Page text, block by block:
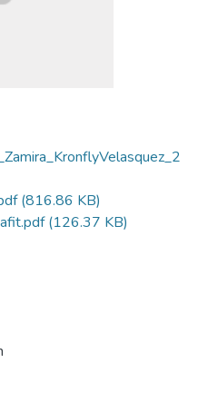
(816.86 KB)
(126.37 KB)